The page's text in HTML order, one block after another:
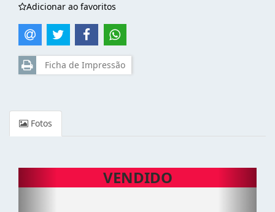
Adicionar ao favoritos
Ficha de Impressão
Fotos